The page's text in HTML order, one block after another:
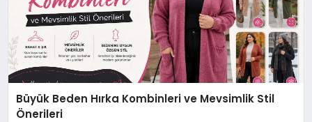
Büyük Beden Hırka Kombinleri ve Mevsimlik Stil
Önerileri